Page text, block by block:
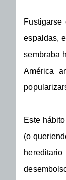
espaldas,
sembraba
América
Este
(o